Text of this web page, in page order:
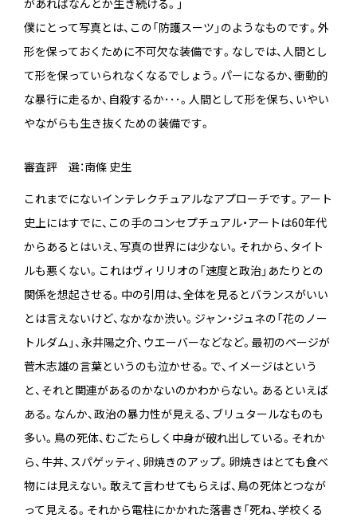
があればなんとか生き続ける。」
僕にとって写真とは、この「防護スーツ」のようなものです。外
形を保っておくために不可欠な装備です。なしでは、人間とし
て形を保っていられなくなるでしょう。パーになるか、衝動的
な暴行に走るか、自殺するか･･･。人間として形を保ち、いやい
やながらも生き抜くための装備です。
審査評 選：南條 史生
これまでにないインテレクチュアルなアプローチです。アート
史上にはすでに、この手のコンセプチュアル・アートは60年代
からあるとはいえ、写真の世界には少ない。それから、タイト
ルも悪くない。これはヴィリリオの「速度と政治」あたりとの
関係を想起させる。中の引用は、全体を見るとバランスがいい
とは言えないけど、なかなか渋い。ジャン・ジュネの「花のノー
トルダム」、永井陽之介、ウエーバーなどなど。最初のページが
菅木志雄の言葉というのも泣かせる。で、イメージはという
と、それと関連があるのかないのかわからない。あるといえば
ある。なんか、政治の暴力性が見える、ブリュタールなものも
多い。鳥の死体、むごたらしく中身が破れ出している。それか
ら、牛丼、スパゲッティ、卵焼きのアップ。卵焼きはとても食べ
物には見えない。敢えて言わせてもらえば、鳥の死体とつなが
って見える。それから電柱にかかれた落書き「死ね、学校くる